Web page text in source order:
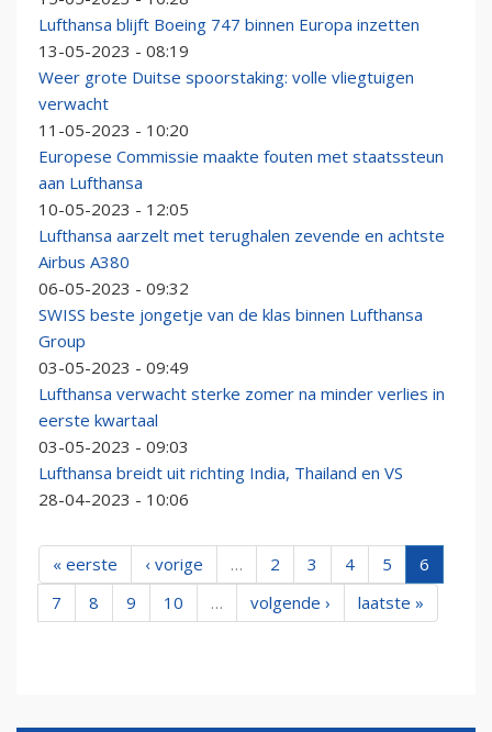
Lufthansa blijft Boeing 747 binnen Europa inzetten
13-05-2023 - 08:19
Weer grote Duitse spoorstaking: volle vliegtuigen
verwacht
11-05-2023 - 10:20
Europese Commissie maakte fouten met staatssteun
aan Lufthansa
10-05-2023 - 12:05
Lufthansa aarzelt met terughalen zevende en achtste
Airbus A380
06-05-2023 - 09:32
SWISS beste jongetje van de klas binnen Lufthansa
Group
03-05-2023 - 09:49
Lufthansa verwacht sterke zomer na minder verlies in
eerste kwartaal
03-05-2023 - 09:03
Lufthansa breidt uit richting India, Thailand en VS
28-04-2023 - 10:06
« eerste ‹ vorige … 2 3 4 5
6
7
8 9 10 … volgende › laatste »